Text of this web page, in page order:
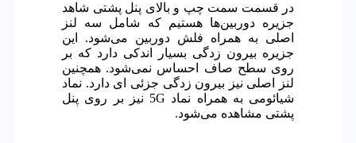
در قسمت سمت چپ و بالای پنل پشتی شاهد
جزیره دوربین‌ها هستیم که شامل سه لنز
اصلی به همراه فلش دوربین می‌شود. این
جزیره بیرون زدگی بسیار اندکی دارد که بر
روی سطح صاف احساس نمی‌شود. همچنین
لنز اصلی نیز بیرون زدگی جزئی ای دارد. نماد
شیائومی به همراه نماد 5G نیز بر روی پنل
پشتی مشاهده می‌شود.